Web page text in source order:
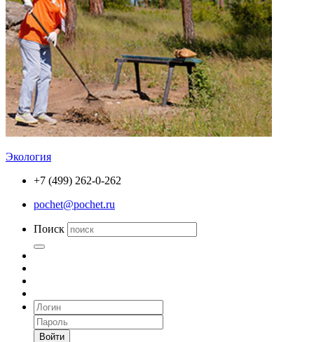
Экология
+7 (499) 262-0-262
pochet@pochet.ru
Поиск
Войти